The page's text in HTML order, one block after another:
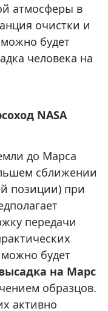
атмосферы в
очистки и
будет
человека на
NASA
до Марса
сближении
позиции) при
передачи
будет
на Марс
образцов.
активно